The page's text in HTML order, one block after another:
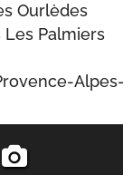
Ourlèdes
Les Palmiers